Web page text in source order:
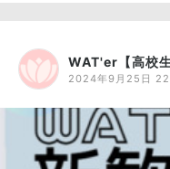
WAT'er【高校生
2024年9月25日